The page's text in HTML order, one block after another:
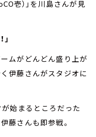
壱）」を川島さんが見
ムがどんどん盛り上が
伊藤さんがスタジオに
が始まるところだった
藤さんも即参戦。